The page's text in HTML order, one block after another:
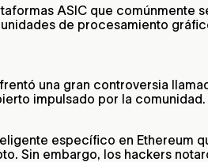
ASIC que comúnmente
de procesamiento
una gran controversia
impulsado por la
específico en Ethereum
Sin embargo, los hackers